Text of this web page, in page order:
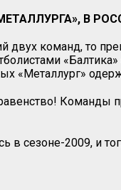
В
двух команд, то
«Металлург»
в сезоне-2009, и